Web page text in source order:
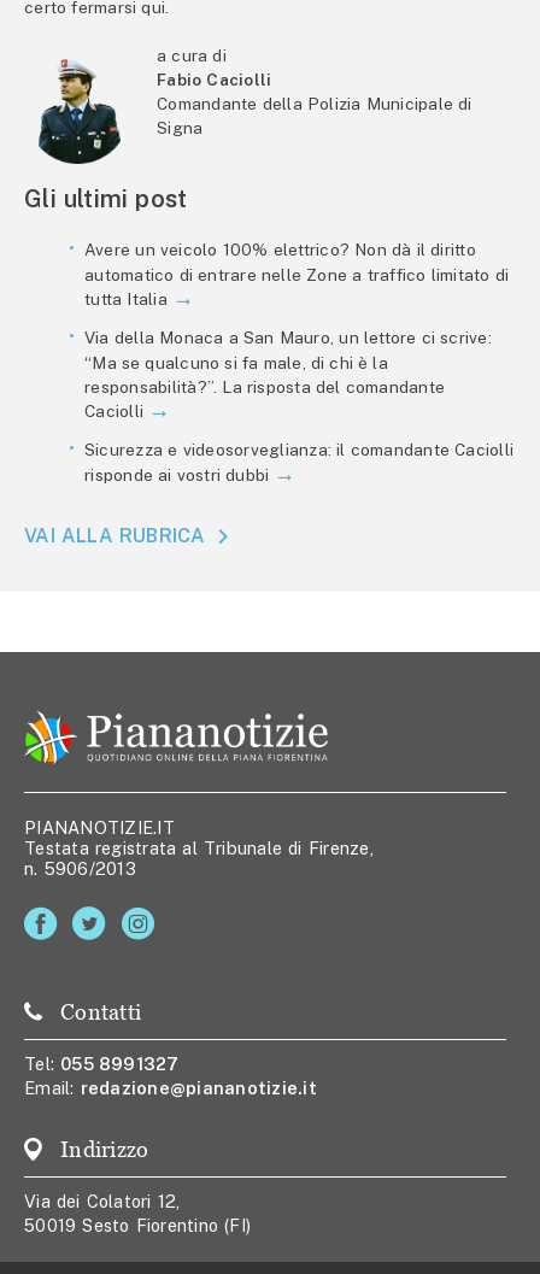
certo fermarsi qui.
a cura di
Fabio Caciolli
Comandante della Polizia Municipale di
Signa
Gli ultimi post
Avere un veicolo 100% elettrico? Non dà il diritto
automatico di entrare nelle Zone a traffico limitato di
tutta Italia
Via della Monaca a San Mauro, un lettore ci scrive:
“Ma se qualcuno si fa male, di chi è la
responsabilità?”. La risposta del comandante
Caciolli
Sicurezza e videosorveglianza: il comandante Caciolli
risponde ai vostri dubbi
VAI ALLA RUBRICA
PIANANOTIZIE.IT
Testata registrata al Tribunale di Firenze,
n. 5906/2013
Contatti
Tel: 055 8991327
Email: redazione@piananotizie.it
Indirizzo
Via dei Colatori 12,
50019 Sesto Fiorentino (FI)